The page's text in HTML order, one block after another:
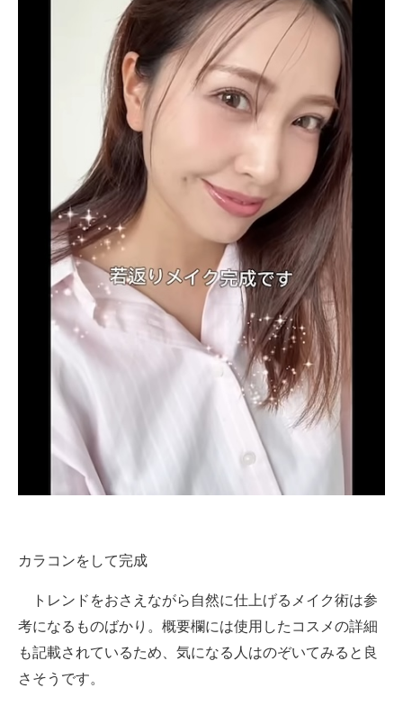
カラコンをして完成
トレンドをおさえながら自然に仕上げるメイク術は参
考になるものばかり。概要欄には使用したコスメの詳細
も記載されているため、気になる人はのぞいてみると良
さそうです。